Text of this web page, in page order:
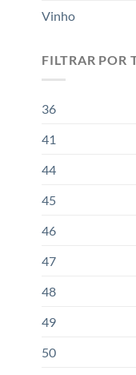
Vinho
FILTRAR POR
36
41
44
45
46
47
48
49
50